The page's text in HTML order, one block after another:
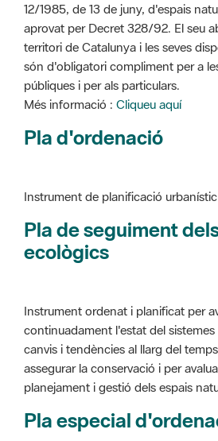
són d'obligatori compliment per a
públiques i per als particulars.
Més informació :Cliqueu aquí
Pla d'ordenació
Instrument de planificació urbanístic
ecològics
Instrument ordenat i planificat per
assegurar la conservació i per
planejament i gestió dels espais
Pla especial
Instrument de planificació urbanístic